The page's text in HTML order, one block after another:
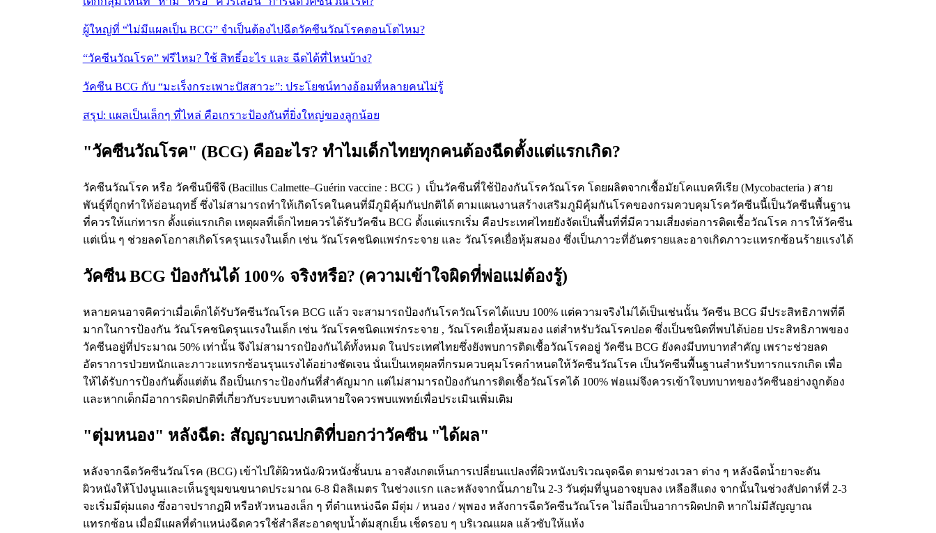
ผู้ใหญ่ที่ “ไม่มีแผลเป็น BCG” จำเป็นต้องไปฉีดวัคซีนวัณโรคตอนโตไหม?
“วัคซีนวัณโรค” ฟรีไหม? ใช้ สิทธิ์อะไร และ ฉีดได้ที่ไหนบ้าง?
วัคซีน BCG กับ “มะเร็งกระเพาะปัสสาวะ”: ประโยชน์ทางอ้อมที่หลายคนไม่รู้
สรุป: แผลเป็นเล็กๆ ที่ไหล่ คือเกราะป้องกันที่ยิ่งใหญ่ของลูกน้อย
"วัคซีนวัณโรค" (BCG) คืออะไร? ทำไมเด็กไทยทุกคนต้องฉีดตั้งแต่แรกเกิด?
วัคซีนวัณโรค หรือ วัคซีนบีซีจี (Bacillus Calmette–Guérin vaccine : BCG ) เป็นวัคซีนที่ใช้ป้องกันโรควัณโรค โดยผลิตจากเชื้อมัยโคแบคทีเรีย (Mycobacteria ) สาย
พันธุ์ที่ถูกทำให้อ่อนฤทธิ์ ซึ่งไม่สามารถทำให้เกิดโรคในคนที่มีภูมิคุ้มกันปกติได้ ตามแผนงานสร้างเสริมภูมิคุ้มกันโรคของกรมควบคุมโรควัคซีนนี้เป็นวัคซีนพื้นฐาน
ที่ควรให้แก่ทารก ตั้งแต่แรกเกิด เหตุผลที่เด็กไทยควรได้รับวัคซีน BCG ตั้งแต่แรกเริ่ม คือประเทศไทยยังจัดเป็นพื้นที่ที่มีความเสี่ยงต่อการติดเชื้อวัณโรค การให้วัคซีน
แต่เนิ่น ๆ ช่วยลดโอกาสเกิดโรครุนแรงในเด็ก เช่น วัณโรคชนิดแพร่กระจาย และ วัณโรคเยื่อหุ้มสมอง ซึ่งเป็นภาวะที่อันตรายและอาจเกิดภาวะแทรกซ้อนร้ายแรงได้
วัคซีน BCG ป้องกันได้ 100% จริงหรือ? (ความเข้าใจผิดที่พ่อแม่ต้องรู้)
หลายคนอาจคิดว่าเมื่อเด็กได้รับวัคซีนวัณโรค BCG แล้ว จะสามารถป้องกันโรควัณโรคได้แบบ 100% แต่ความจริงไม่ได้เป็นเช่นนั้น วัคซีน BCG มีประสิทธิภาพที่ดี
มากในการป้องกัน วัณโรคชนิดรุนแรงในเด็ก เช่น วัณโรคชนิดแพร่กระจาย , วัณโรคเยื่อหุ้มสมอง แต่สำหรับวัณโรคปอด ซึ่งเป็นชนิดที่พบได้บ่อย ประสิทธิภาพของ
วัคซีนอยู่ที่ประมาณ 50% เท่านั้น จึงไม่สามารถป้องกันได้ทั้งหมด ในประเทศไทยซึ่งยังพบการติดเชื้อวัณโรคอยู่ วัคซีน BCG ยังคงมีบทบาทสำคัญ เพราะช่วยลด
อัตราการป่วยหนักและภาวะแทรกซ้อนรุนแรงได้อย่างชัดเจน นั่นเป็นเหตุผลที่กรมควบคุมโรคกำหนดให้วัคซีนวัณโรค เป็นวัคซีนพื้นฐานสำหรับทารกแรกเกิด เพื่อ
ให้ได้รับการป้องกันตั้งแต่ต้น ถือเป็นเกราะป้องกันที่สำคัญมาก แต่ไม่สามารถป้องกันการติดเชื้อวัณโรคได้ 100% พ่อแม่จึงควรเข้าใจบทบาทของวัคซีนอย่างถูกต้อง
และหากเด็กมีอาการผิดปกติที่เกี่ยวกับระบบทางเดินหายใจควรพบแพทย์เพื่อประเมินเพิ่มเติม
"ตุ่มหนอง" หลังฉีด: สัญญาณปกติที่บอกว่าวัคซีน "ได้ผล"
หลังจากฉีดวัคซีนวัณโรค (BCG) เข้าไปใต้ผิวหนัง/ผิวหนังชั้นบน อาจสังเกตเห็นการเปลี่ยนแปลงที่ผิวหนังบริเวณจุดฉีด ตามช่วงเวลา ต่าง ๆ หลังฉีดน้ำยาจะดัน
ผิวหนังให้โป่งนูนและเห็นรูขุมขนขนาดประมาณ 6-8 มิลลิเมตร ในช่วงแรก และหลังจากนั้นภายใน 2-3 วันตุ่มที่นูนอาจยุบลง เหลือสีแดง จากนั้นในช่วงสัปดาห์ที่ 2-3
จะเริ่มมีตุ่มแดง ซึ่งอาจปรากฏฝี หรือหัวหนองเล็ก ๆ ที่ตำแหน่งฉีด มีตุ่ม / หนอง / พุพอง หลังการฉีดวัคซีนวัณโรค ไม่ถือเป็นอาการผิดปกติ หากไม่มีสัญญาณ
แทรกซ้อน เมื่อมีแผลที่ตำแหน่งฉีดควรใช้สำลีสะอาดชุบน้ำต้มสุกเย็น เช็ดรอบ ๆ บริเวณแผล แล้วซับให้แห้ง